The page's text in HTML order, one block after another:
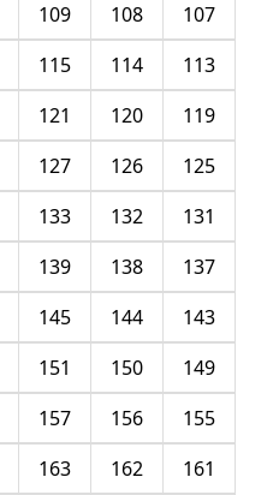
107
108
109
113
114
115
119
120
121
125
126
127
131
132
133
137
138
139
143
144
145
149
150
151
155
156
157
161
162
163